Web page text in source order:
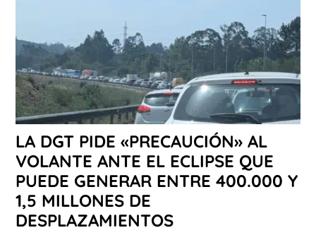
LA DGT PIDE «PRECAUCIÓN» AL
VOLANTE ANTE EL ECLIPSE QUE
PUEDE GENERAR ENTRE 400.000 Y
1,5 MILLONES DE
DESPLAZAMIENTOS